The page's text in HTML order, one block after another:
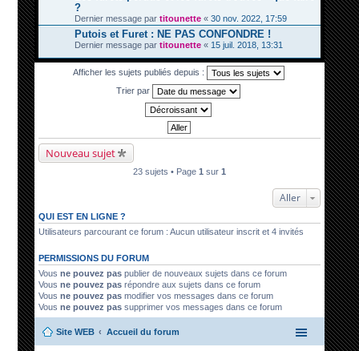
?
Dernier message par titounette« 30 nov. 2022, 17:59
Putois et Furet : NE PAS CONFONDRE !
Dernier message par titounette« 15 juil. 2018, 13:31
Afficher les sujets publiés depuis :
Trier par
Nouveau sujet
23 sujets • Page 1 sur 1
Aller
QUI EST EN LIGNE ?
Utilisateurs parcourant ce forum : Aucun utilisateur inscrit et 4 invités
PERMISSIONS DU FORUM
Vous ne pouvez paspublier de nouveaux sujets dans ce forum
Vous ne pouvez pasrépondre aux sujets dans ce forum
Vous ne pouvez pasmodifier vos messages dans ce forum
Vous ne pouvez passupprimer vos messages dans ce forum
Site WEB Accueil du forum